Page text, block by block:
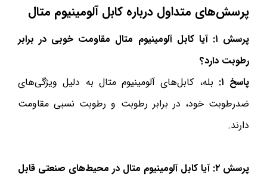
پرسش‌های متداول درباره کابل آلومینیوم متال
پرسش ۱ :آیا کابل آلومینیوم متال مقاومت خوبی در برابر
رطوبت دارد؟
پاسخ ۱
: بله، کابل‌های آلومینیوم متال به دلیل ویژگی‌های
ضدرطوبت خود، در برابر رطوبت و رطوبت نسبی مقاومت
دارند.
پرسش ۲ :آیا کابل آلومینیوم متال در محیط‌های صنعتی قابل